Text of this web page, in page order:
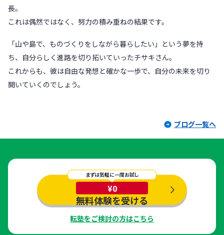
長。
これは偶然ではなく、努力の積み重ねの結果です。
「山や島で、ものづくりをしながら暮らしたい」という夢を持
ち、自分らしく進路を切り拓いていったチサキさん。
これからも、彼は自由な発想と確かな一歩で、自分の未来を切り
開いていくのでしょう。
ブログ一覧へ
まずは気軽に一度お試し
¥0
無料体験を受ける
転塾をご検討の方はこちら